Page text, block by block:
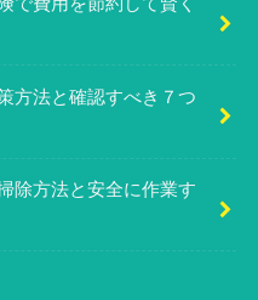
方法と確認すべき７つ
除方法と安全に作業す